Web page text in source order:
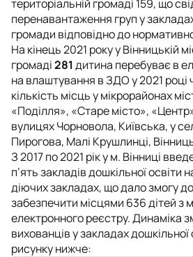
територіальній громаді 159, що
перенавантаження груп у
громади відповідно до
На кінець 2021 року у Вінницькій
громаді281 дитина перебуває в
на влаштування в ЗДО у 2021
кількість місць у мікрорайонах
«Поділля», «Старе місто»,
вулицях Чорновола, Київська, у
Пирогова, Малі Крушлинці,
З 2017 по 2021 рік у м. Вінниці
п’ять закладів дошкільної освіти
діючих закладах, що дало змогу
забезпечити місцями 636 дітей з
електронного реєстру. Динаміка
вихованців у закладах дошкільної
рисунку нижче: